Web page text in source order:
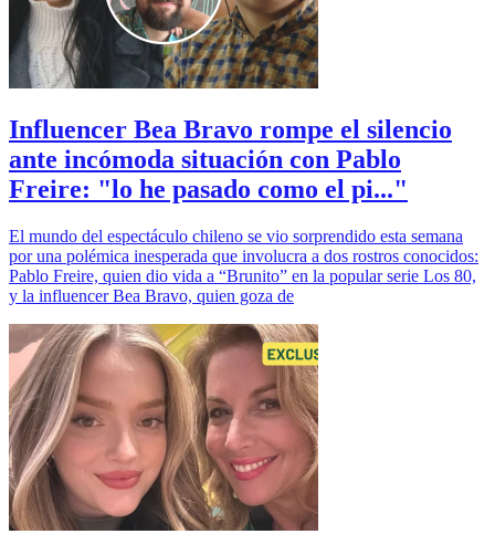
Influencer Bea Bravo rompe el silencio
ante incómoda situación con Pablo
Freire: "lo he pasado como el pi..."
El mundo del espectáculo chileno se vio sorprendido esta semana
por una polémica inesperada que involucra a dos rostros conocidos:
Pablo Freire, quien dio vida a “Brunito” en la popular serie Los 80,
y la influencer Bea Bravo, quien goza de